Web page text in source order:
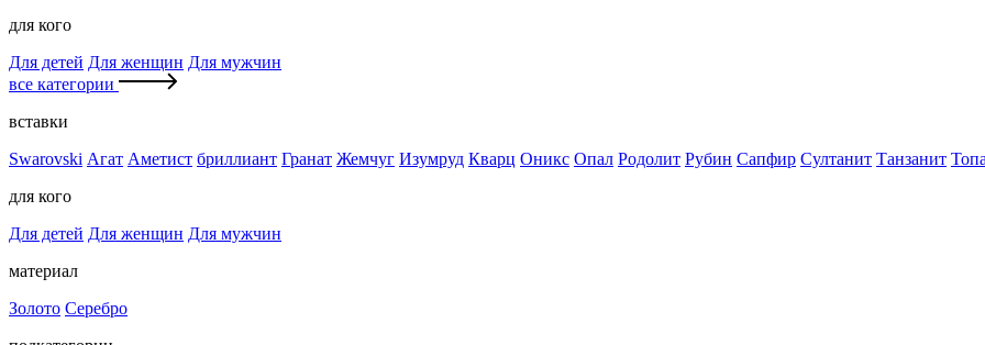
для кого
Для детей Для женщин Для мужчин
все категории
вставки
Swarovski Агат Аметист бриллиант Гранат Жемчуг Изумруд Кварц Оникс Опал Родолит Рубин Сапфир Султанит Танзанит
для кого
Для детей Для женщин Для мужчин
материал
Золото Серебро